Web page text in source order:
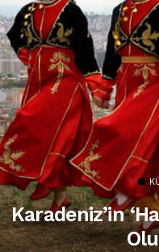
Karadeniz’in